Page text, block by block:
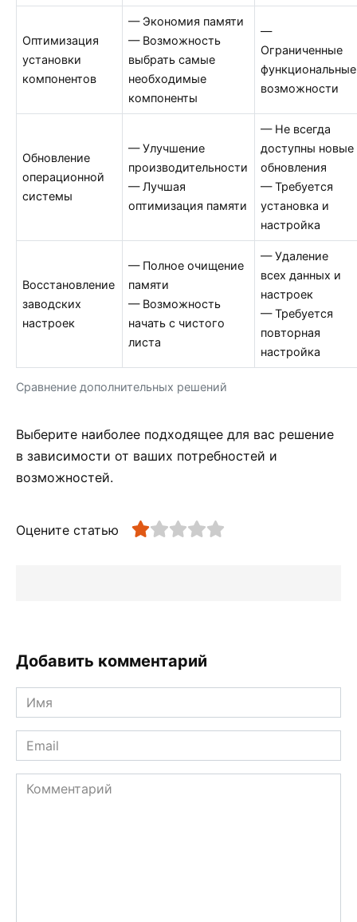
Сравнение дополнительных решений
Оптимизация
установки
компонентов
— Экономия памяти
— Возможность
выбрать самые
необходимые
компоненты
—
Ограниченные
функциональные
возможности
Обновление
операционной
системы
— Улучшение
производительности
— Лучшая
оптимизация памяти
— Не всегда
доступны новые
обновления
— Требуется
установка и
настройка
Восстановление
заводских
настроек
— Полное очищение
памяти
— Возможность
начать с чистого
листа
— Удаление
всех данных и
настроек
— Требуется
повторная
настройка
Выберите наиболее подходящее для вас решение
в зависимости от ваших потребностей и
возможностей.
Оцените статью
Добавить комментарий
Имя
*
Email
*
Комментарий